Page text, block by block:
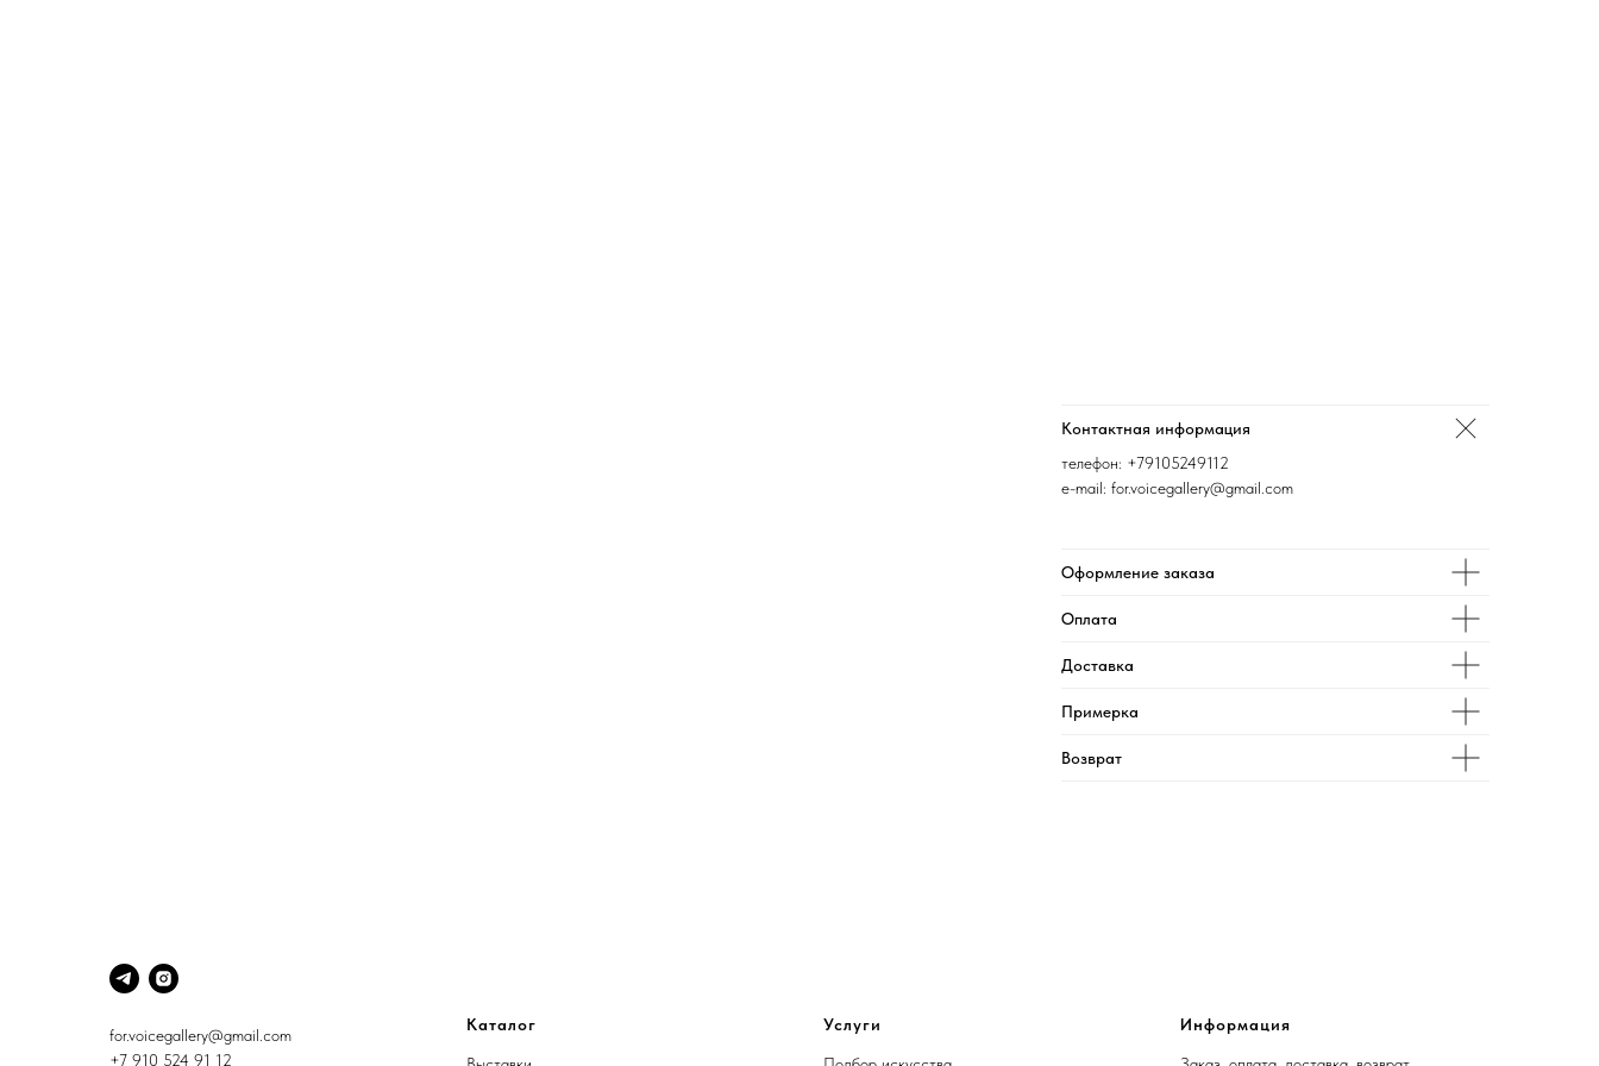
Контактная информация
телефон: +79105249112
e-mail: for.voicegallery@gmail.com
Оформление заказа
Оплата
Доставка
Примерка
Возврат
for.voicegallery@gmail.com
+7 910 524 91 12
Каталог Услуги Информация